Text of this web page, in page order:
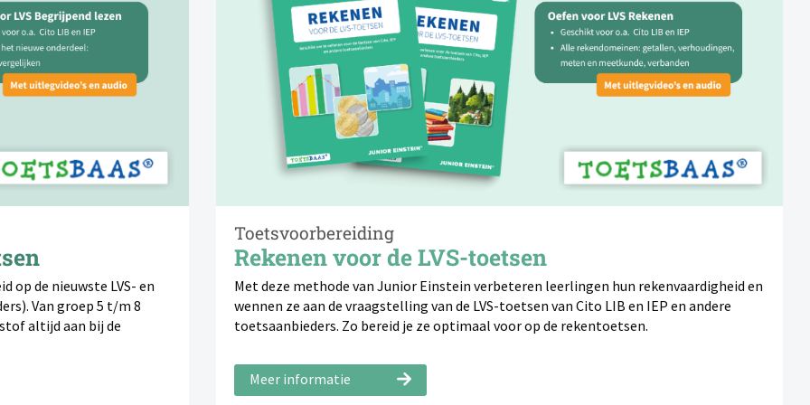
op de nieuwste LVS- en
Van groep 5 t/m 8
altijd aan bij de
Toetsvoorbereiding
Rekenen voor de LVS-toetsen
Met deze methode van Junior Einstein verbeteren leerlingen hun rekenvaardigheid en
wennen ze aan de vraagstelling van de LVS-toetsen van Cito LIB en IEP en andere
toetsaanbieders. Zo bereid je ze optimaal voor op de rekentoetsen.
Meer informatie